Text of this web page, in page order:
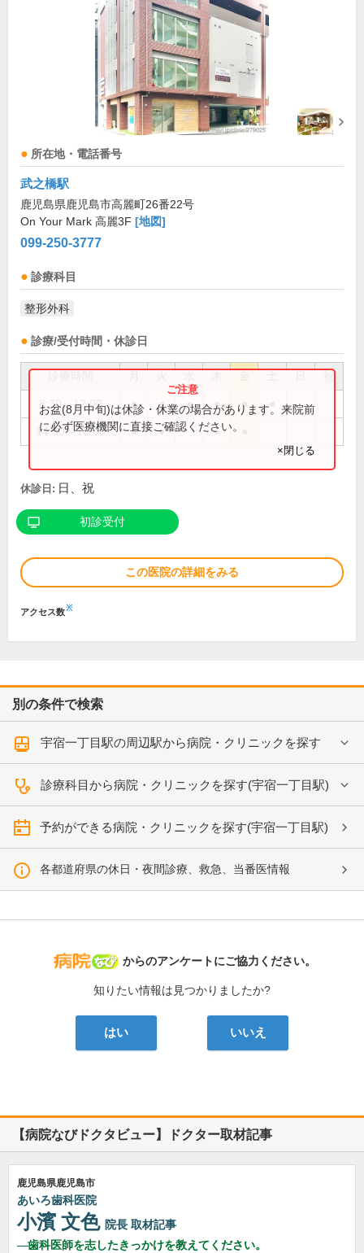
所在地・電話番号
武之橋駅
鹿児島県鹿児島市高麗町26番22号
On Your Mark 高麗3F [地図]
099-250-3777
診療科目
整形外科
診療/受付時間・休診日
祝
8:30～12:00 ● ● ● ● ●
14:30～18:00 ● ● ●
お盆(8月中旬)は休診・休業の場合があります。来院前
に必ず医療機関に直接ご確認ください。
×閉じる
休診日: 日、祝
初診受付
この医院の詳細をみる
アクセス数※
別の条件で検索
宇宿一丁目駅の周辺駅から病院・クリニックを探す
診療科目から病院・クリニックを探す(宇宿一丁目駅)
予約ができる病院・クリニックを探す(宇宿一丁目駅)
各都道府県の休日・夜間診療、救急、当番医情報
病院なび
からのアンケートにご協力ください。
知りたい情報は見つかりましたか?
はい いいえ
【病院なびドクタビュー】ドクター取材記事
鹿児島県鹿児島市
あいろ歯科医院
小濱 文色 院長 取材記事
歯科医師を志したきっかけを教えてください。